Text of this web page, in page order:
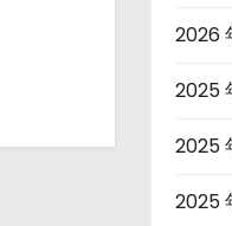
2026
2025
2025
2025